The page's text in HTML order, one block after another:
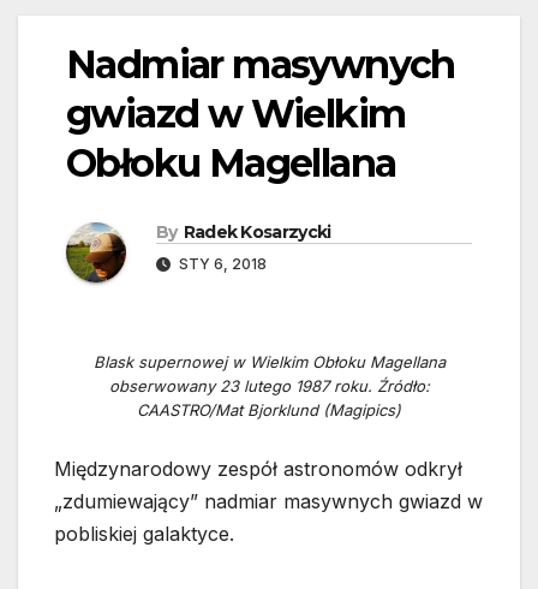
Nadmiar masywnych
gwiazd w Wielkim
Obłoku Magellana
By Radek Kosarzycki
STY 6, 2018
Blask supernowej w Wielkim Obłoku Magellana
obserwowany 23 lutego 1987 roku. Źródło:
CAASTRO/Mat Bjorklund (Magipics)
Międzynarodowy zespół astronomów odkrył
„zdumiewający” nadmiar masywnych gwiazd w
pobliskiej galaktyce.